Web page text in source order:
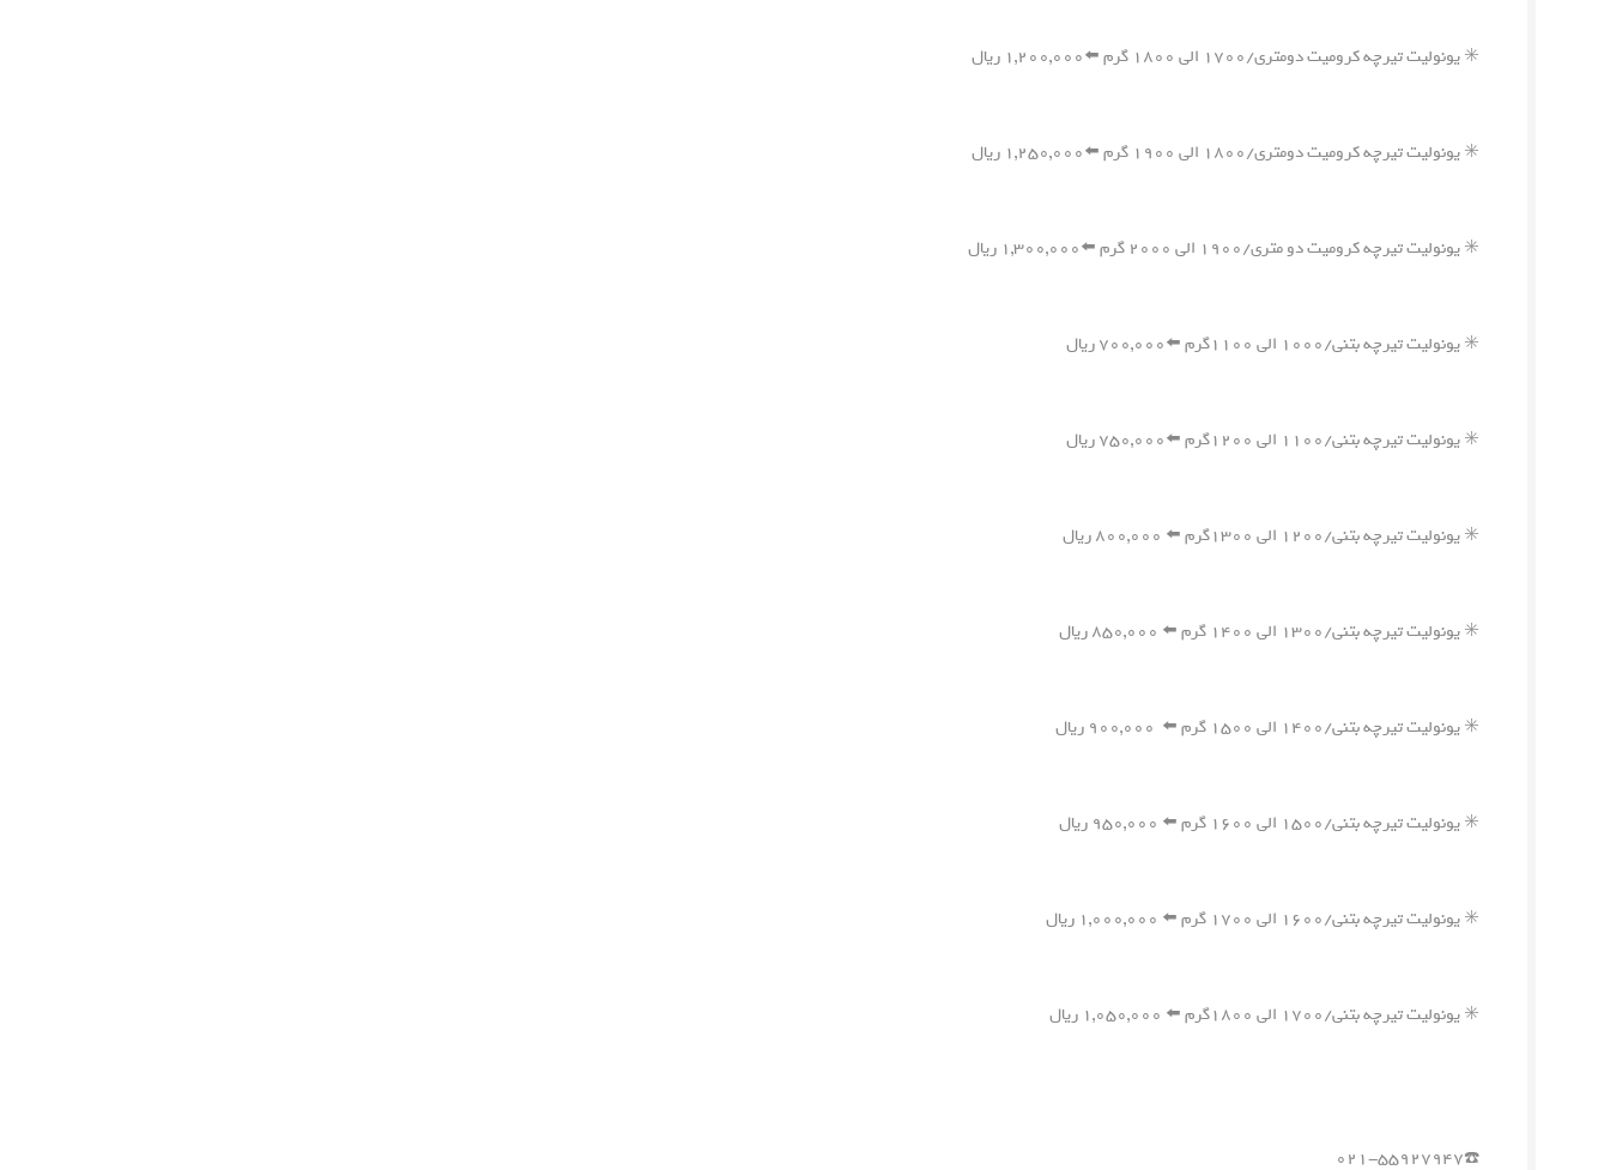
✳️ یونولیت تیرچه کرومیت دومتری/۱۷۰۰ الی ۱۸۰۰ گرم ⬅️۱,۲۰۰,۰۰۰ ریال
✳️ یونولیت تیرچه کرومیت دومتری/۱۸۰۰ الی ۱۹۰۰ گرم ⬅️۱,۲۵۰,۰۰۰ ریال
✳️ یونولیت تیرچه کرومیت دو متری/۱۹۰۰ الی ۲۰۰۰ گرم ⬅️۱,۳۰۰,۰۰۰ ریال
✳️ یونولیت تیرچه بتنی/۱۰۰۰ الی ۱۱۰۰گرم ⬅️۷۰۰,۰۰۰ ریال
✳️ یونولیت تیرچه بتنی/۱۱۰۰ الی ۱۲۰۰گرم ⬅️۷۵۰,۰۰۰ ریال
✳️ یونولیت تیرچه بتنی/۱۲۰۰ الی ۱۳۰۰گرم ⬅️ ۸۰۰,۰۰۰ ریال
✳️ یونولیت تیرچه بتنی/۱۳۰۰ الی ۱۴۰۰ گرم ⬅️ ۸۵۰,۰۰۰ ریال
✳️ یونولیت تیرچه بتنی/۱۴۰۰ الی ۱۵۰۰ گرم ⬅️ ۹۰۰,۰۰۰ ریال
✳️ یونولیت تیرچه بتنی/۱۵۰۰ الی ۱۶۰۰ گرم ⬅️ ۹۵۰,۰۰۰ ریال
✳️ یونولیت تیرچه بتنی/۱۶۰۰ الی ۱۷۰۰ گرم ⬅️ ۱,۰۰۰,۰۰۰ ریال
✳️ یونولیت تیرچه بتنی/۱۷۰۰ الی ۱۸۰۰گرم ⬅️ ۱,۰۵۰,۰۰۰ ریال
☎️۰۲۱-۵۵۹۲۷۹۴۷